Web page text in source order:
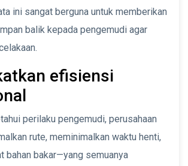
ini sangat berguna untuk memberikan
balik kepada pengemudi agar
efisiensi
perilaku pengemudi, perusahaan
rute, meminimalkan waktu henti,
bahan bakar—yang semuanya